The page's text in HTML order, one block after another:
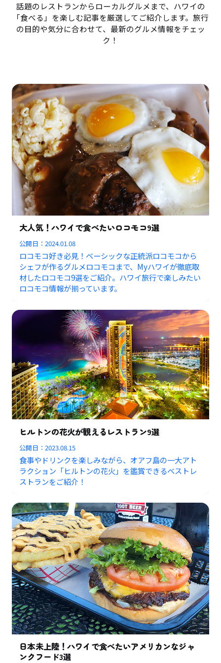
話題のレストランからローカルグルメまで、ハワイの
「食べる」を楽しむ記事を厳選してご紹介します。旅行
の目的や気分に合わせて、最新のグルメ情報をチェッ
ク！
大人気！ハワイで食べたいロコモコ9選
公開日：2024.01.08
ロコモコ好き必見！ベーシックな正統派ロコモコから
シェフが作るグルメロコモコまで、Myハワイが徹底取
材したロコモコ9選をご紹介。ハワイ旅行で楽しみたい
ロコモコ情報が揃っています。
ヒルトンの花火が観えるレストラン9選
公開日：2023.08.15
食事やドリンクを楽しみながら、オアフ島の一大アト
ラクション「ヒルトンの花火」を鑑賞できるベストレ
ストランをご紹介！
日本未上陸！ハワイで食べたいアメリカンなジャ
ンクフード3選